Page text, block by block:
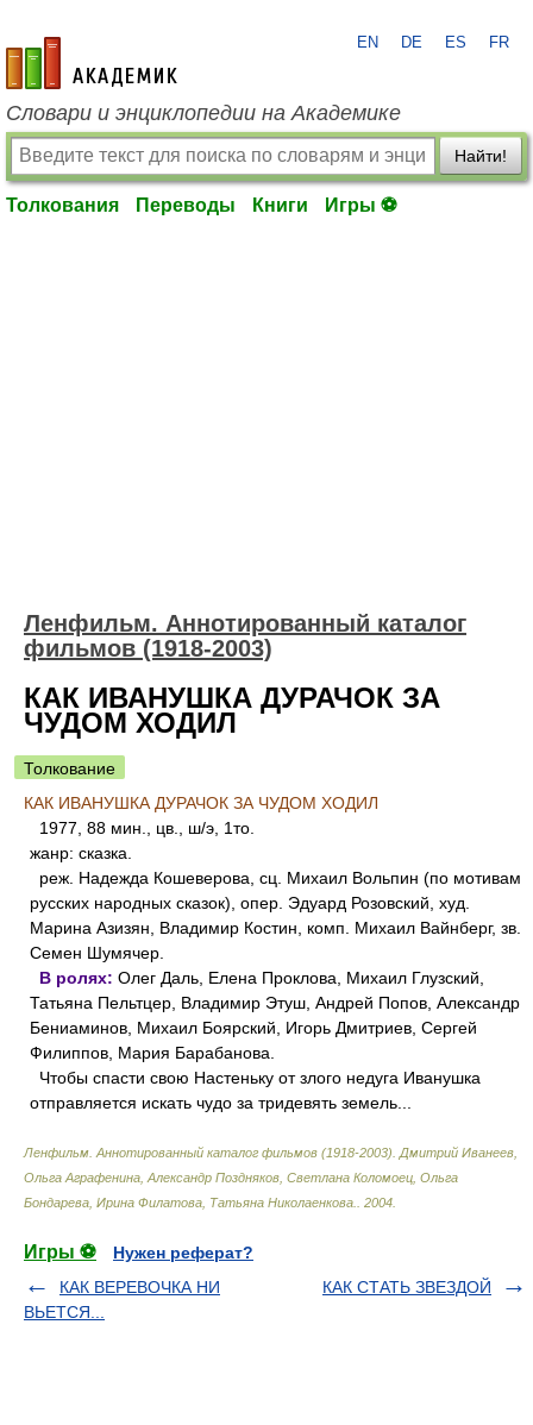
academic.ru
EN DE ES FR
Словари и энциклопедии на Академике
Найти!
Толкования Переводы Книги Игры ⚽
Ленфильм. Аннотированный каталог
фильмов (1918-2003)
КАК ИВАНУШКА ДУРАЧОК ЗА
ЧУДОМ ХОДИЛ
Толкование
КАК ИВАНУШКА ДУРАЧОК ЗА ЧУДОМ ХОДИЛ
1977, 88 мин., цв., ш/э, 1то.
жанр: сказка.
реж. Надежда Кошеверова, сц. Михаил Вольпин (по мотивам
русских народных сказок), опер. Эдуард Розовский, худ.
Марина Азизян, Владимир Костин, комп. Михаил Вайнберг, зв.
Семен Шумячер.
В ролях: Олег Даль, Елена Проклова, Михаил Глузский,
Татьяна Пельтцер, Владимир Этуш, Андрей Попов, Александр
Бениаминов, Михаил Боярский, Игорь Дмитриев, Сергей
Филиппов, Мария Барабанова.
Чтобы спасти свою Настеньку от злого недуга Иванушка
отправляется искать чудо за тридевять земель...
Ленфильм. Аннотированный каталог фильмов (1918-2003) Дмитрий Иванеев,
Ольга Аграфенина, Александр Поздняков, Светлана Коломоец, Ольга
Бондарева, Ирина Филатова, Татьяна Николаенкова.
2004
Игры ⚽
Нужен реферат?
КАК ВЕРЕВОЧКА НИ
ВЬЕТСЯ...
КАК СТАТЬ ЗВЕЗДОЙ